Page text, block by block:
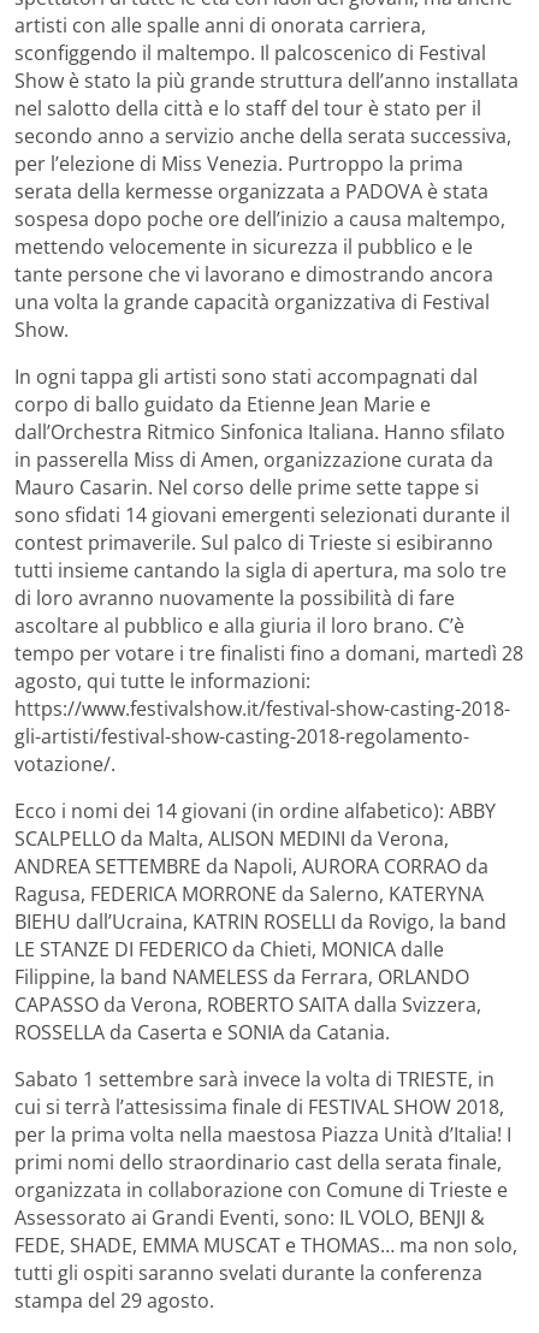
artisti con alle spalle anni di onorata carriera,
sconfiggendo il maltempo. Il palcoscenico di Festival
Show è stato la più grande struttura dell’anno installata
nel salotto della città e lo staff del tour è stato per il
secondo anno a servizio anche della serata successiva,
per l’elezione di Miss Venezia. Purtroppo la prima
serata della kermesse organizzata a PADOVA è stata
sospesa dopo poche ore dell’inizio a causa maltempo,
mettendo velocemente in sicurezza il pubblico e le
tante persone che vi lavorano e dimostrando ancora
una volta la grande capacità organizzativa di Festival
Show.
In ogni tappa gli artisti sono stati accompagnati dal
corpo di ballo guidato da Etienne Jean Marie e
dall’Orchestra Ritmico Sinfonica Italiana. Hanno sfilato
in passerella Miss di Amen, organizzazione curata da
Mauro Casarin. Nel corso delle prime sette tappe si
sono sfidati 14 giovani emergenti selezionati durante il
contest primaverile. Sul palco di Trieste si esibiranno
tutti insieme cantando la sigla di apertura, ma solo tre
di loro avranno nuovamente la possibilità di fare
ascoltare al pubblico e alla giuria il loro brano. C’è
tempo per votare i tre finalisti fino a domani, martedì 28
agosto, qui tutte le informazioni:
https://www.festivalshow.it/festival-show-casting-2018-
gli-artisti/festival-show-casting-2018-regolamento-
votazione/.
Ecco i nomi dei 14 giovani (in ordine alfabetico): ABBY
SCALPELLO da Malta, ALISON MEDINI da Verona,
ANDREA SETTEMBRE da Napoli, AURORA CORRAO da
Ragusa, FEDERICA MORRONE da Salerno, KATERYNA
BIEHU dall’Ucraina, KATRIN ROSELLI da Rovigo, la band
LE STANZE DI FEDERICO da Chieti, MONICA dalle
Filippine, la band NAMELESS da Ferrara, ORLANDO
CAPASSO da Verona, ROBERTO SAITA dalla Svizzera,
ROSSELLA da Caserta e SONIA da Catania.
Sabato 1 settembre sarà invece la volta di TRIESTE, in
cui si terrà l’attesissima finale di FESTIVAL SHOW 2018,
per la prima volta nella maestosa Piazza Unità d’Italia! I
primi nomi dello straordinario cast della serata finale,
organizzata in collaborazione con Comune di Trieste e
Assessorato ai Grandi Eventi, sono: IL VOLO, BENJI &
FEDE, SHADE, EMMA MUSCAT e THOMAS… ma non solo,
tutti gli ospiti saranno svelati durante la conferenza
stampa del 29 agosto.